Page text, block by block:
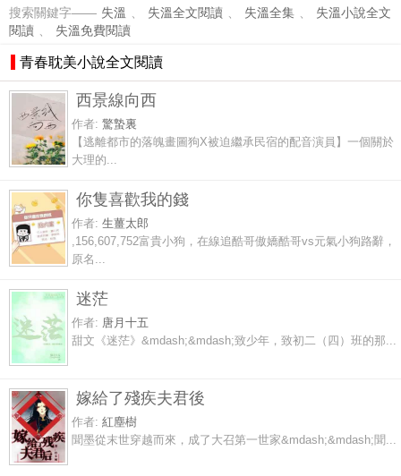
搜索關鍵字—— 失溫 、 失溫全文閱讀 、 失溫全集 、
失溫小說全文
閱讀 、 失溫免費閱讀
青春耽美小說全文閱讀
西景線向西
作者: 驚蟄裏
【逃離都市的落魄畫圖狗X被迫繼承民宿的配音演員】一個關於
大理的...
你隻喜歡我的錢
作者: 生薑太郎
,156,607,752富貴小狗，在線追酷哥傲嬌酷哥vs元氣小狗路辭，
原名...
迷茫
作者: 唐月十五
甜文《迷茫》&mdash;&mdash;致少年，致初二（四）班的那...
嫁給了殘疾夫君後
作者: 紅塵樹
聞墨從末世穿越而來，成了大召第一世家&mdash;&mdash;聞...